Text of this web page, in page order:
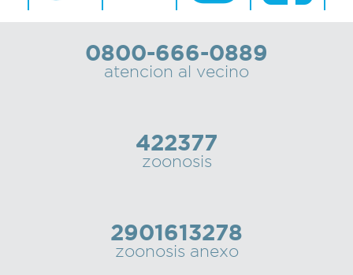
0800-666-0889
atencion al vecino
422377
zoonosis
2901613278
zoonosis anexo